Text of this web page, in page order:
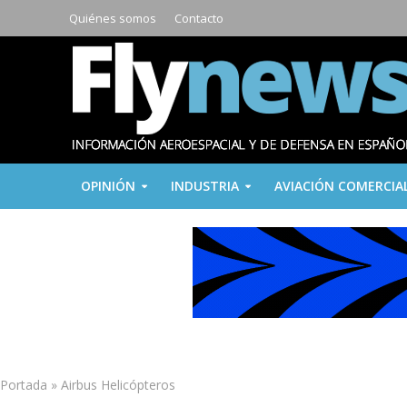
Quiénes somos Contacto
OPINIÓN INDUSTRIA AVIACIÓN
Portada » Airbus Helicópteros